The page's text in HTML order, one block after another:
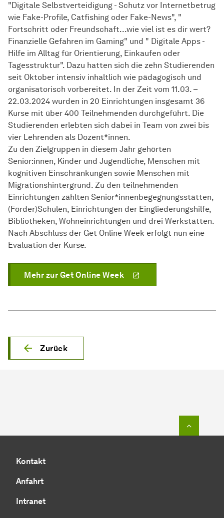
"Digitale Selbstverteidigung - Schutz vor Internetbetrug
wie Fake-Profile, Catfishing oder Fake-News", "
Fortschritt oder Freundschaft...wie viel ist es dir wert?
Finanzielle Gefahren im Gaming" und " Digitale Apps -
Hilfe im Alltag für Orientierung, Einkaufen oder
Tagesstruktur". Dazu hatten sich die zehn Studierenden
seit Oktober intensiv inhaltlich wie pädagogisch und
organisatorisch vorbereitet. In der Zeit vom 11.03. –
22.03.2024 wurden in 20 Einrichtungen insgesamt 36
Kurse mit über 400 Teilnehmenden durchgeführt. Die
Studierenden erlebten sich dabei in Team von zwei bis
vier Lehrenden als Dozent*innen.
Zu den Zielgruppen in diesem Jahr gehörten
Senior:innen, Kinder und Jugendliche, Menschen mit
kognitiven Einschränkungen sowie Menschen mit
Migrationshintergrund. Zu den teilnehmenden
Einrichtungen zählten Senior*innenbegegnungsstätten,
(Förder)Schulen, Einrichtungen der Eingliederungshilfe,
Bibliotheken, Wohneinrichtungen und drei Werkstätten.
Nach Abschluss der Get Online Week erfolgt nun eine
Evaluation der Kurse.
Mehr zur Get Online Week
Zurück
Kontakt
Anfahrt
Intranet